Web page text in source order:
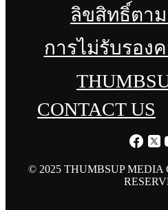
ลิขสิทธิ์ตา
การไม่รับรอง
CONTACT US
© 2025 THUMBSUP MEDIA